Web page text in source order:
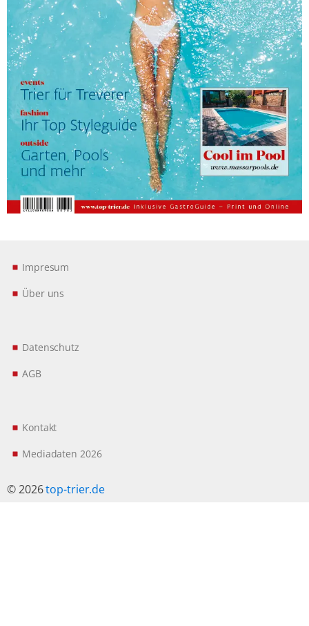
Impresum
Über uns
Datenschutz
AGB
Kontakt
Mediadaten 2026
© 2026top-trier.de